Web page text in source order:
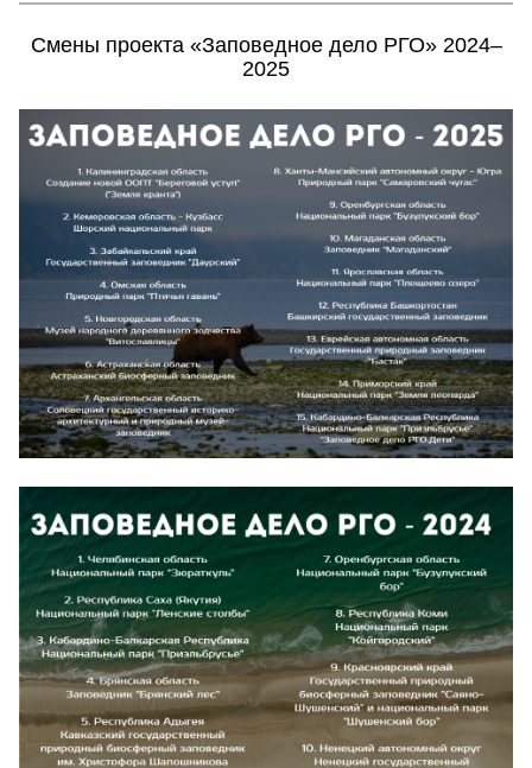
Смены проекта «Заповедное дело РГО» 2024–
2025
miigaik_3.png
miigaik_2.png